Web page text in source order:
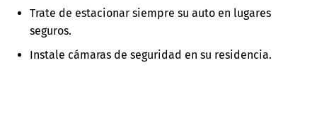
Trate de estacionar siempre su auto en lugares
seguros.
Instale cámaras de seguridad en su residencia.